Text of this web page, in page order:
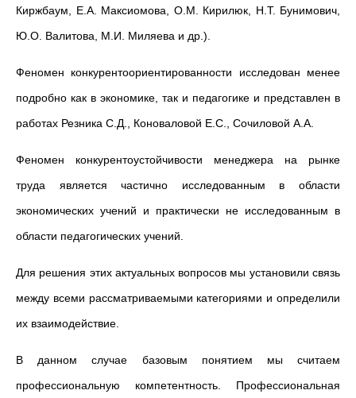
Киржбаум, Е.А. Максиомова, О.М. Кирилюк, Н.Т. Бунимович,
Ю.О. Валитова, М.И. Миляева и др.).
Феномен конкурентоориентированности исследован менее
подробно как в экономике, так и педагогике и представлен в
работах Резника С.Д., Коноваловой Е.С., Сочиловой А.А.
Феномен конкурентоустойчивости менеджера на рынке
труда является частично исследованным в области
экономических учений и практически не исследованным в
области педагогических учений.
Для решения этих актуальных вопросов мы установили связь
между всеми рассматриваемыми категориями и определили
их взаимодействие.
В данном случае базовым понятием мы считаем
профессиональную компетентность. Профессиональная